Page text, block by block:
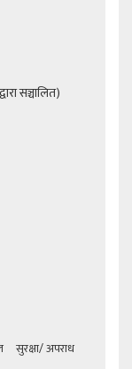
सञ्चालित)
सुरक्षा/ अपराध